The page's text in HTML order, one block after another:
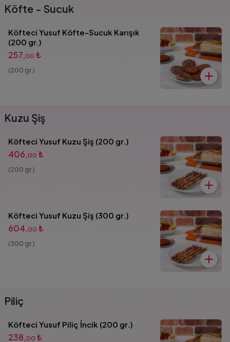
Köfte - Sucuk
Köfteci Yusuf Köfte-Sucuk Karışık
(200 gr.)
257,00 ₺
(200 gr.)
Kuzu Şiş
Köfteci Yusuf Kuzu Şiş (200 gr.)
406,00 ₺
(200 gr.)
Köfteci Yusuf Kuzu Şiş (300 gr.)
604,00 ₺
(300 gr.)
Piliç
Köfteci Yusuf Piliç İncik (200 gr.)
238,00 ₺